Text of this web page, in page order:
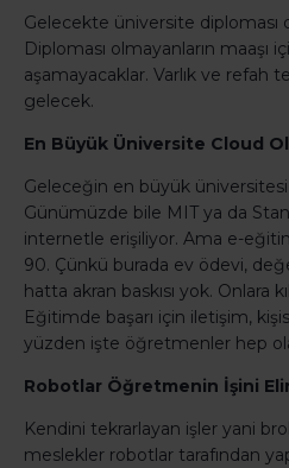
Gelecekte üniversite diploması
Diploması olmayanların maaşı
aşamayacaklar. Varlık ve refah
gelecek.
En Büyük Üniversite Cloud
Geleceğin en büyük
Günümüzde bile MIT ya da
internetle erişiliyor. Ama e-
90. Çünkü burada ev ödevi,
hatta akran baskısı yok. Onlara
Eğitimde başarı için iletişim,
yüzden işte öğretmenler hep
Robotlar Öğretmenin İşini
Kendini tekrarlayan işler yani
meslekler robotlar tarafından